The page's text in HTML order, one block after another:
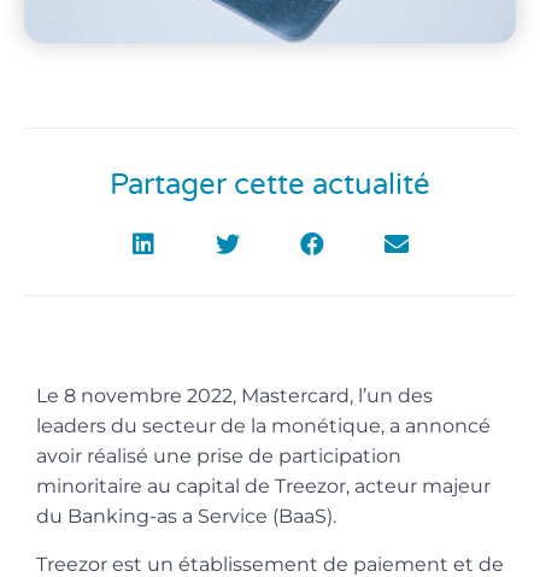
Partager cette actualité
Le 8 novembre 2022, Mastercard, l’un des
leaders du secteur de la monétique, a annoncé
avoir réalisé une prise de participation
minoritaire au capital de Treezor, acteur majeur
du Banking-as a Service (BaaS).
Treezor est un établissement de paiement et de